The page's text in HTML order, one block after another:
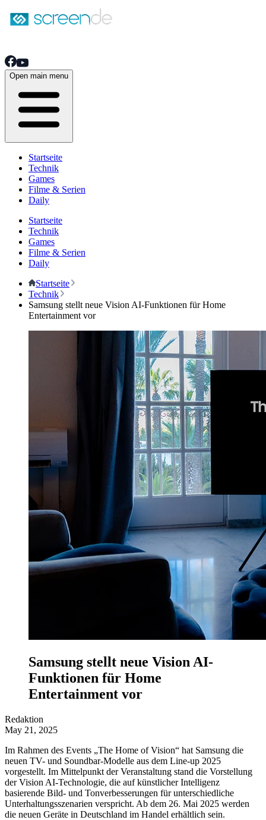
Open main menu
Startseite
Technik
Games
Filme & Serien
Daily
Startseite
Technik
Games
Filme & Serien
Daily
Startseite
Technik
Samsung stellt neue Vision AI-Funktionen für Home
Entertainment vor
Samsung stellt neue Vision AI-
Funktionen für Home
Entertainment vor
Redaktion
May 21, 2025
Im Rahmen des Events „The Home of Vision“ hat Samsung die
neuen TV- und Soundbar-Modelle aus dem Line-up 2025
vorgestellt. Im Mittelpunkt der Veranstaltung stand die Vorstellung
der Vision AI-Technologie, die auf künstlicher Intelligenz
basierende Bild- und Tonverbesserungen für unterschiedliche
Unterhaltungsszenarien verspricht. Ab dem 26. Mai 2025 werden
die neuen Geräte in Deutschland im Handel erhältlich sein.